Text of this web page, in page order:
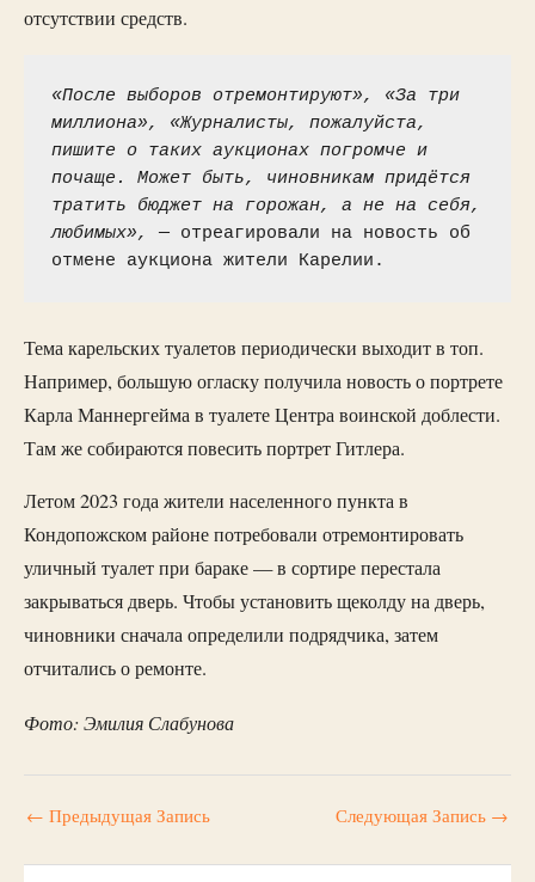
отсутствии средств.
«После выборов отремонтируют», «За три
миллиона», «Журналисты, пожалуйста,
пишите о таких аукционах погромче и
почаще. Может быть, чиновникам придётся
тратить бюджет на горожан, а не на себя,
любимых», — отреагировали на новость об
отмене аукциона жители Карелии.
Тема карельских туалетов периодически выходит в топ.
Например, большую огласку получила новость о портрете
Карла Маннергейма в туалете Центра воинской доблести.
Там же собираются повесить портрет Гитлера.
Летом 2023 года жители населенного пункта в
Кондопожском районе потребовали отремонтировать
уличный туалет при бараке — в сортире перестала
закрываться дверь. Чтобы установить щеколду на дверь,
чиновники сначала определили подрядчика, затем
отчитались о ремонте.
Фото: Эмилия Слабунова
← Предыдущая Запись Следующая Запись →